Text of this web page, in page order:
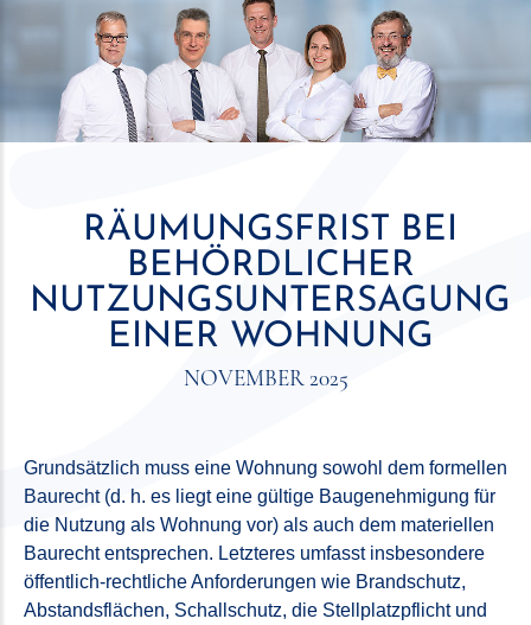
RÄUMUNGSFRIST BEI
BEHÖRDLICHER
NUTZUNGSUNTERSAGUNG
EINER WOHNUNG
NOVEMBER 2025
Grundsätzlich muss eine Wohnung sowohl dem formellen
Baurecht (d. h. es liegt eine gültige Baugenehmigung für
die Nutzung als Wohnung vor) als auch dem materiellen
Baurecht entsprechen. Letzteres umfasst insbesondere
öffentlich-rechtliche Anforderungen wie Brandschutz,
Abstandsflächen, Schallschutz, die Stellplatzpflicht und